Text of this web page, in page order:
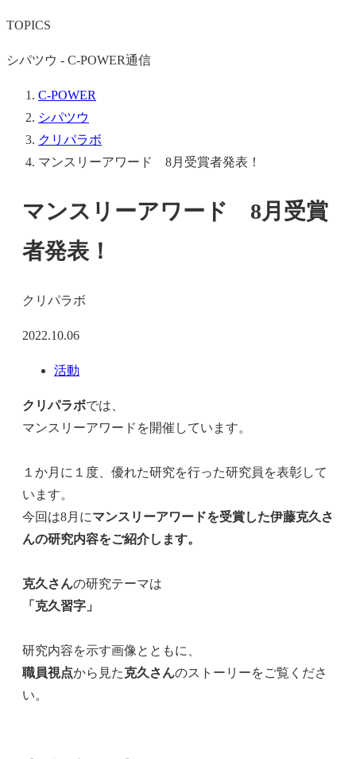
TOPICS
シパツウ - C-POWER通信
C-POWER
シパツウ
クリパラボ
マンスリーアワード 8月受賞者発表！
マンスリーアワード 8月受賞
者発表！
クリパラボ
2022.10.06
活動
クリパラボでは、
マンスリーアワードを開催しています。
１か月に１度、優れた研究を行った研究員を表彰して
います。
今回は8月にマンスリーアワードを受賞した伊藤克久さ
んの研究内容をご紹介します。
克久さんの研究テーマは
「克久習字」
研究内容を示す画像とともに、
職員視点から見た克久さんのストーリーをご覧くださ
い。